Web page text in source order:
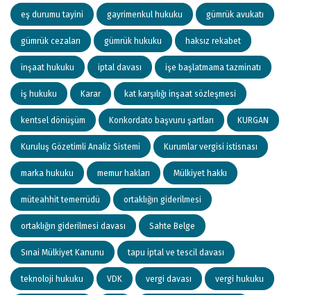
eş durumu tayini gayrimenkul hukuku gümrük avukatı
gümrük cezaları gümrük hukuku haksız rekabet
inşaat hukuku iptal davası işe başlatmama tazminatı
iş hukuku Karar kat karşılığı inşaat sözleşmesi
kentsel dönüşüm Konkordato başvuru şartları KURGAN
Kuruluş Gözetimli Analiz Sistemi Kurumlar vergisi istisnası
marka hukuku memur hakları Mülkiyet hakkı
müteahhit temerrüdü ortaklığın giderilmesi
ortaklığın giderilmesi davası Sahte Belge
Sınai Mülkiyet Kanunu tapu iptal ve tescil davası
teknoloji hukuku VDK vergi davası vergi hukuku